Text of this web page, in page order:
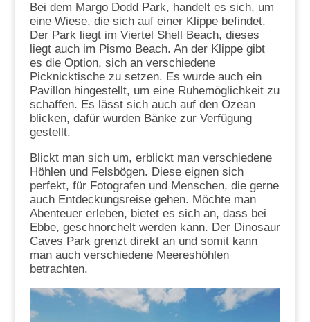
Bei dem Margo Dodd Park, handelt es sich, um
eine Wiese, die sich auf einer Klippe befindet.
Der Park liegt im Viertel Shell Beach, dieses
liegt auch im Pismo Beach. An der Klippe gibt
es die Option, sich an verschiedene
Picknicktische zu setzen. Es wurde auch ein
Pavillon hingestellt, um eine Ruhemöglichkeit zu
schaffen. Es lässt sich auch auf den Ozean
blicken, dafür wurden Bänke zur Verfügung
gestellt.
Blickt man sich um, erblickt man verschiedene
Höhlen und Felsbögen. Diese eignen sich
perfekt, für Fotografen und Menschen, die gerne
auch Entdeckungsreise gehen. Möchte man
Abenteuer erleben, bietet es sich an, dass bei
Ebbe, geschnorchelt werden kann. Der Dinosaur
Caves Park grenzt direkt an und somit kann
man auch verschiedene Meereshöhlen
betrachten.